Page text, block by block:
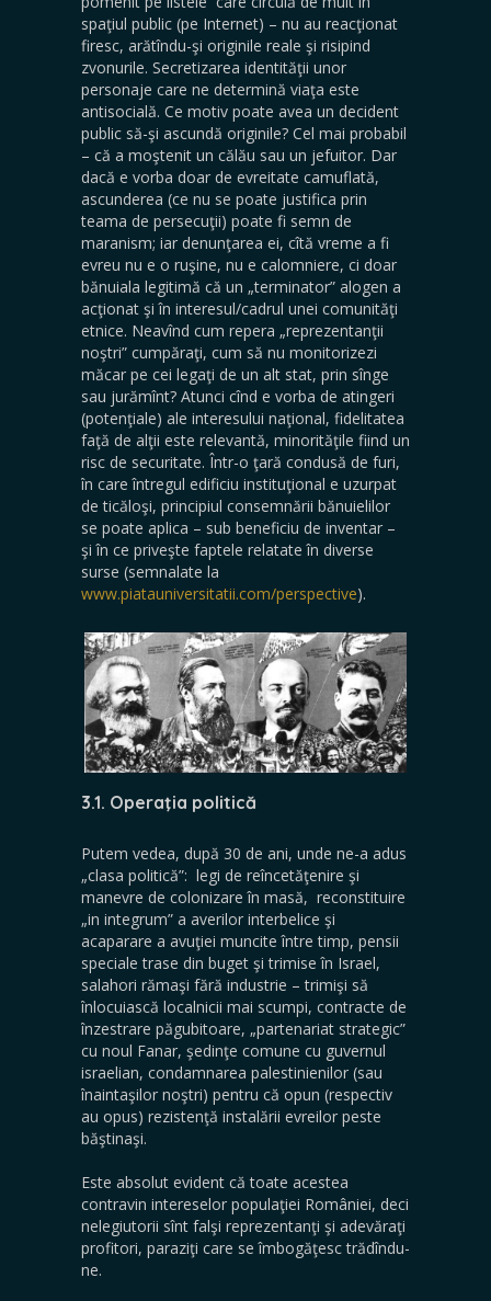
spaţiul public (pe Internet) – nu au reacţionat
firesc, arătîndu-şi originile reale şi risipind
zvonurile. Secretizarea identităţii unor
personaje care ne determină viaţa este
antisocială. Ce motiv poate avea un decident
public să-şi ascundă originile? Cel mai probabil
– că a moştenit un călău sau un jefuitor. Dar
dacă e vorba doar de evreitate camuflată,
ascunderea (ce nu se poate justifica prin
teama de persecuţii) poate fi semn de
maranism; iar denunţarea ei, cîtă vreme a fi
evreu nu e o ruşine, nu e calomniere, ci doar
bănuiala legitimă că un „terminator” alogen a
acţionat şi în interesul/cadrul unei comunităţi
etnice. Neavînd cum repera „reprezentanţii
noştri” cumpăraţi, cum să nu monitorizezi
măcar pe cei legaţi de un alt stat, prin sînge
sau jurămînt? Atunci cînd e vorba de atingeri
(potenţiale) ale interesului naţional, fidelitatea
faţă de alţii este relevantă, minorităţile fiind un
risc de securitate. Într-o ţară condusă de furi,
în care întregul edificiu instituţional e uzurpat
de ticăloşi, principiul consemnării bănuielilor
se poate aplica – sub beneficiu de inventar –
şi în ce priveşte faptele relatate în diverse
surse (semnalate la
www.piatauniversitatii.com/perspective).
3.1. Operaţia politică
Putem vedea, după 30 de ani, unde ne-a adus
„clasa politică”: legi de reîncetăţenire şi
manevre de colonizare în masă, reconstituire
„in integrum” a averilor interbelice şi
acaparare a avuţiei muncite între timp, pensii
speciale trase din buget şi trimise în Israel,
salahori rămaşi fără industrie – trimişi să
înlocuiască localnicii mai scumpi, contracte de
înzestrare păgubitoare, „partenariat strategic”
cu noul Fanar, şedinţe comune cu guvernul
israelian, condamnarea palestinienilor (sau
înaintaşilor noştri) pentru că opun (respectiv
au opus) rezistenţă instalării evreilor peste
băştinaşi.
Este absolut evident că toate acestea
contravin intereselor populaţiei României, deci
nelegiutorii sînt falşi reprezentanţi şi adevăraţi
profitori, paraziţi care se îmbogăţesc trădîndu-
ne.